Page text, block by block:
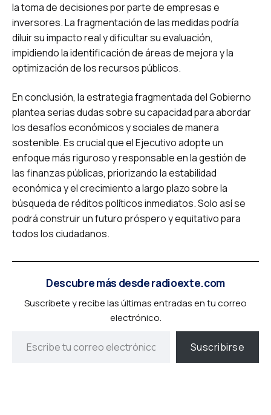
la toma de decisiones por parte de empresas e
inversores. La fragmentación de las medidas podría
diluir su impacto real y dificultar su evaluación,
impidiendo la identificación de áreas de mejora y la
optimización de los recursos públicos.
En conclusión, la estrategia fragmentada del Gobierno
plantea serias dudas sobre su capacidad para abordar
los desafíos económicos y sociales de manera
sostenible. Es crucial que el Ejecutivo adopte un
enfoque más riguroso y responsable en la gestión de
las finanzas públicas, priorizando la estabilidad
económica y el crecimiento a largo plazo sobre la
búsqueda de réditos políticos inmediatos. Solo así se
podrá construir un futuro próspero y equitativo para
todos los ciudadanos.
Descubre más desde radioexte.com
Suscríbete y recibe las últimas entradas en tu correo
electrónico.
Suscribirse